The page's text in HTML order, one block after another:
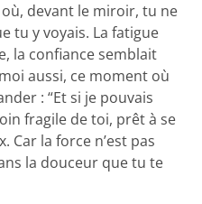
où, devant le miroir, tu ne
tu y voyais. La fatigue
la confiance semblait
aussi, ce moment où
: “Et si je pouvais
fragile de toi, prêt à se
Car la force n’est pas
la douceur que tu te